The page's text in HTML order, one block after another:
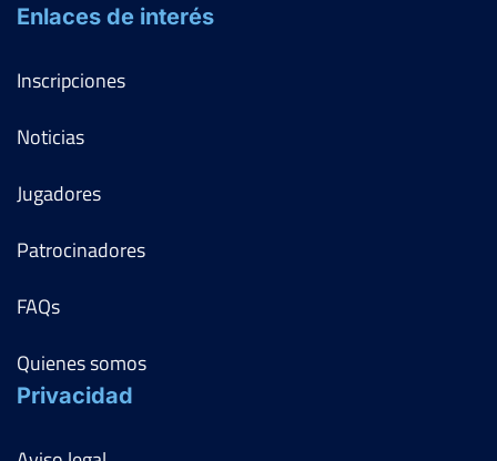
Enlaces de interés
Inscripciones
Noticias
Jugadores
Patrocinadores
FAQs
Quienes somos
Privacidad